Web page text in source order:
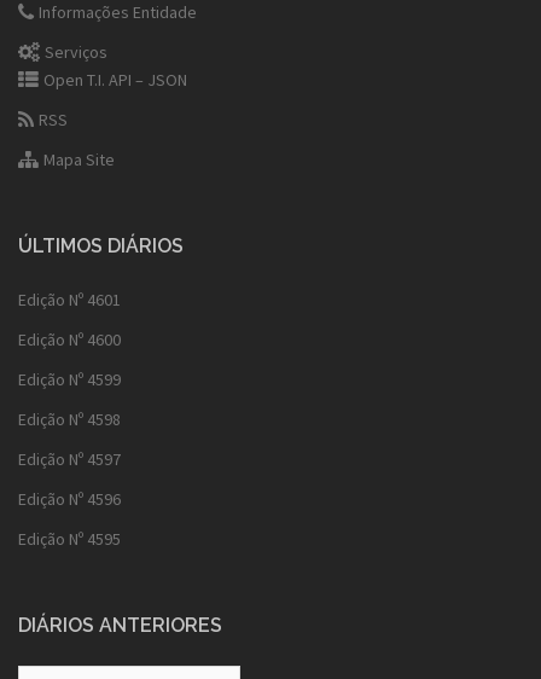
Informações Entidade
Serviços
Open T.I. API – JSON
RSS
Mapa Site
ÚLTIMOS DIÁRIOS
Edição Nº 4601
Edição Nº 4600
Edição Nº 4599
Edição Nº 4598
Edição Nº 4597
Edição Nº 4596
Edição Nº 4595
DIÁRIOS ANTERIORES